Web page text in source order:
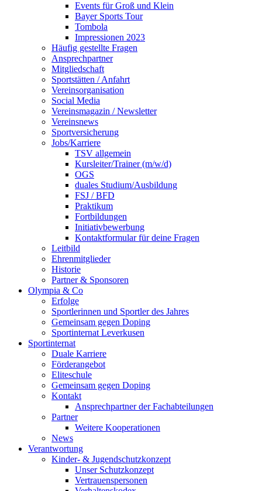
Events für Groß und Klein
Bayer Sports Tour
Tombola
Impressionen 2023
Häufig gestellte Fragen
Ansprechpartner
Mitgliedschaft
Sportstätten / Anfahrt
Vereinsorganisation
Social Media
Vereinsmagazin / Newsletter
Vereinsnews
Sportversicherung
Jobs/Karriere
TSV allgemein
Kursleiter/Trainer (m/w/d)
OGS
duales Studium/Ausbildung
FSJ / BFD
Praktikum
Fortbildungen
Initiativbewerbung
Kontaktformular für deine Fragen
Leitbild
Ehrenmitglieder
Historie
Partner & Sponsoren
Olympia & Co
Erfolge
Sportlerinnen und Sportler des Jahres
Gemeinsam gegen Doping
Sportinternat Leverkusen
Sportinternat
Duale Karriere
Förderangebot
Eliteschule
Gemeinsam gegen Doping
Kontakt
Ansprechpartner der Fachabteilungen
Partner
Weitere Kooperationen
News
Verantwortung
Kinder- & Jugendschutzkonzept
Unser Schutzkonzept
Vertrauenspersonen